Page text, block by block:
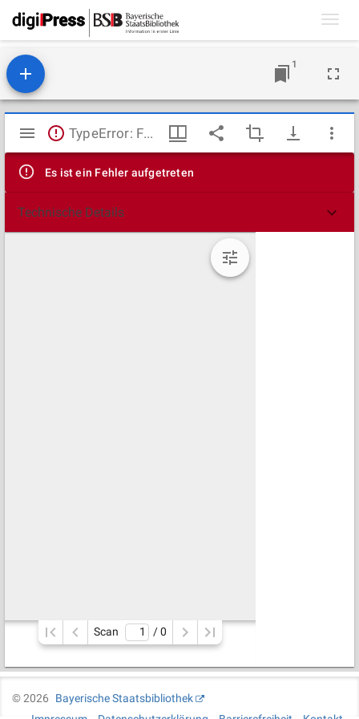
1
Mirador
Viewer
TypeError: Failed to fetch
Es ist ein Fehler aufgetreten
Technische Details
Scan / 0
©2026
Bayerische Staatsbibliothek